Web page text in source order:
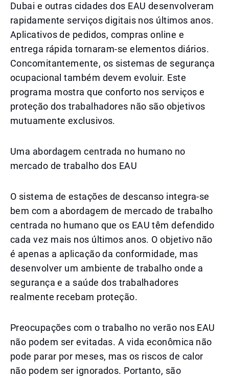
Dubai e outras cidades dos EAU desenvolveram
rapidamente serviços digitais nos últimos anos.
Aplicativos de pedidos, compras online e
entrega rápida tornaram-se elementos diários.
Concomitantemente, os sistemas de segurança
ocupacional também devem evoluir. Este
programa mostra que conforto nos serviços e
proteção dos trabalhadores não são objetivos
mutuamente exclusivos.
Uma abordagem centrada no humano no
mercado de trabalho dos EAU
O sistema de estações de descanso integra-se
bem com a abordagem de mercado de trabalho
centrada no humano que os EAU têm defendido
cada vez mais nos últimos anos. O objetivo não
é apenas a aplicação da conformidade, mas
desenvolver um ambiente de trabalho onde a
segurança e a saúde dos trabalhadores
realmente recebam proteção.
Preocupações com o trabalho no verão nos EAU
não podem ser evitadas. A vida econômica não
pode parar por meses, mas os riscos de calor
não podem ser ignorados. Portanto, são